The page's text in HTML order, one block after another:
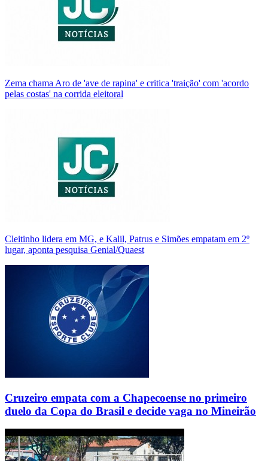
Zema chama Aro de 'ave de rapina' e critica 'traição' com 'acordo
pelas costas' na corrida eleitoral
Cleitinho lidera em MG, e Kalil, Patrus e Simões empatam em 2º
lugar, aponta pesquisa Genial/Quaest
Cruzeiro empata com a Chapecoense no primeiro
duelo da Copa do Brasil e decide vaga no Mineirão